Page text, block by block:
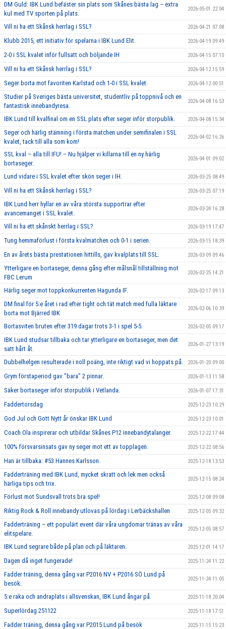
DM Guld: IBK Lund befäster sin plats som Skånes bästa lag – extra
kul med TV sporten på plats.
2026-05-01 22:04
Vill ni ha ett Skånsk herrlag i SSL? 2026-04-21 07:08
Klubb 2015, ett initiativ för spelarna i IBK Lund Elit. 2026-04-19 09:49
2-0 i SSL kvalet inför fullsatt och böljande IH 2026-04-15 07:10
Vill ni ha ett Skånsk herrlag i SSL? 2026-04-12 15:59
Seger borta mot favoriten Karlstad och 1-0 i SSL kvalet. 2026-04-12 00:51
Studier på Sveriges bästa universitet, studentliv på toppnivå och en
fantastisk innebandyresa.
2026-04-08 16:53
IBK Lund till kvalfinal om en SSL plats efter seger inför storpublik. 2026-04-08 15:34
Seger och härlig stämning i första matchen under semifinalen i SSL
kvalet, tack till alla som kom!
2026-04-02 16:26
SSL kval – alla till IFU! – Nu hjälper vi killarna till en ny härlig
bortaseger.
2026-04-01 09:02
Lund vidare i SSL kvalet efter skön seger i IH. 2026-03-25 08:49
Vill ni ha ett Skånsk herrlag i SSL? 2026-03-25 07:19
IBK Lund herr hyllar en av våra största supportrar efter
avancemanget i SSL kvalet.
2026-03-24 16:28
Vill ni ha ett skånskt herrlag i SSL? 2026-03-19 17:47
Tung hemmaförlust i första kvalmatchen och 0-1 i serien. 2026-03-15 18:39
En av årets bästa prestationen hittills, gav kvalplats till SSL. 2026-03-09 09:46
Ytterligare en bortaseger, denna gång efter målsnål tillställning mot
FBC Lerum
2026-02-25 14:21
Härlig seger mot toppkonkurrenten Hagunda IF. 2026-02-17 09:13
DM final för 5:e året i rad efter tight och tät match med fulla läktare
borta mot Bjärred IBK
2026-02-06 10:39
Bortasviten bruten efter 319 dagar trots 3-1 i spel 5-5. 2026-02-05 09:17
IBK Lund studsar tillbaka och tar ytterligare en bortaseger, men det
satt hårt åt.
2026-01-27 13:19
Dubbelhelgen resulterade i noll poäng, inte riktigt vad vi hoppats på. 2026-01-20 09:00
Grym förstaperiod gav ’’bara’’ 2 pinnar. 2026-01-13 11:58
Säker bortaseger inför storpublik i Vetlanda. 2026-01-07 17:31
Faddertorsdag 2025-12-23 10:29
God Jul och Gott Nytt år önskar IBK Lund 2025-12-23 10:01
Coach Ola inspirerar och utbildar Skånes P12 innebandytalanger. 2025-12-22 17:44
100% försvarsinsats gav ny seger mot ett av topplagen. 2025-12-22 08:56
Han är tillbaka: #53 Hannes Karlsson. 2025-12-18 13:53
Fadderträning med IBK Lund, mycket skratt och lek men också
härliga tips och trix.
2025-12-15 08:24
Förlust mot Sundsvall trots bra spel! 2025-12-08 09:08
Riktig Rock & Roll innebandy utlovas på lördag i Lerbäckshallen 2025-12-05 09:32
Fadderträning – ett populärt event där våra ungdomar tränas av våra
elitspelare.
2025-12-05 08:57
IBK Lund segrare både på plan och på läktaren. 2025-12-01 14:17
Dagen då inget fungerade! 2025-11-24 11:22
Fadder träning, denna gång var P2016 NV + P2016 SÖ Lund på
besök.
2025-11-24 11:05
5:e raka och andraplats i allsvenskan, IBK Lund ångar på. 2025-11-18 20:04
Superlördag 251122 2025-11-18 17:51
Fadder träning, denna gång var P2015 Lund på besök 2025-11-15 15:23